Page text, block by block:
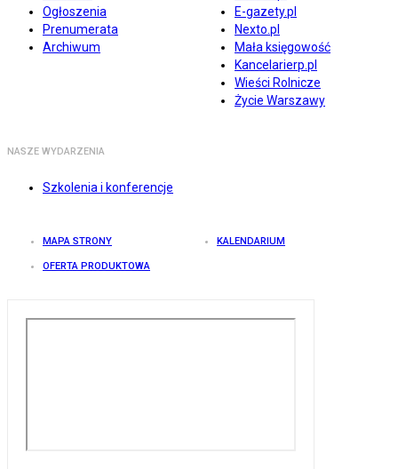
Ogłoszenia
Prenumerata
Archiwum
E-gazety.pl
Nexto.pl
Mała księgowość
Kancelarierp.pl
Wieści Rolnicze
Życie Warszawy
NASZE WYDARZENIA
Szkolenia i konferencje
MAPA STRONY KALENDARIUM
OFERTA PRODUKTOWA